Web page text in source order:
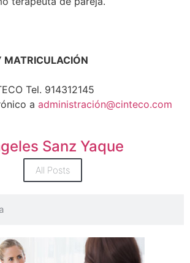
MATRICULACIÓN
Tel. 914312145
a administración@cinteco.com
Sanz Yaque
All Posts